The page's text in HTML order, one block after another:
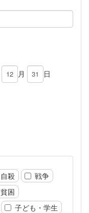
月 日
自殺
戦争
貧困
子ども・学生